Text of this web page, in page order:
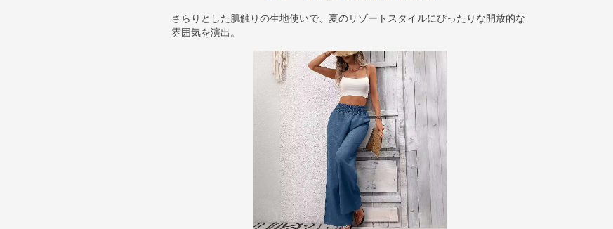
さらりとした肌触りの生地使いで、夏のリゾートスタイルにぴったりな開放的な
雰囲気を演出。